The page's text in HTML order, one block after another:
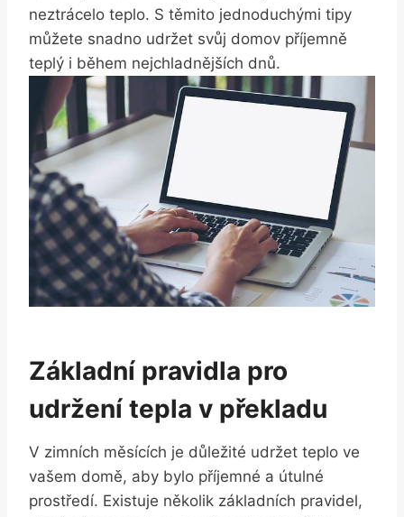
neztrácelo teplo. S těmito jednoduchými tipy
můžete snadno udržet svůj domov příjemně
teplý i během nejchladnějších dnů.
Základní pravidla pro
udržení tepla v překladu
V zimních měsících je důležité udržet teplo ve
vašem domě, aby bylo příjemné a útulné
prostředí. Existuje několik základních pravidel,